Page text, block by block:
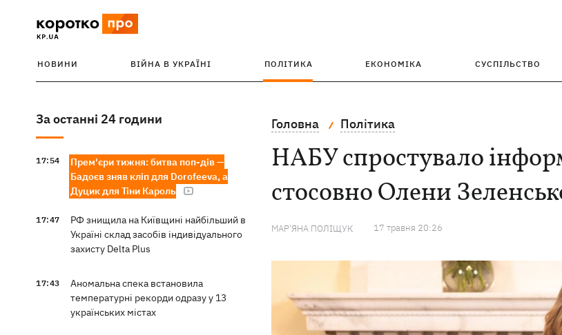
НОВИНИ ВІЙНА В УКРАЇНІ ПОЛІТИКА ЕКОНОМІКА СУСПІЛЬСТВО
За останні 24 години
17:54
Прем'єри тижня: битва поп-дів —
Бадоєв зняв кліп для Dorofeeva, а
Дуцик для Тіни Кароль
17:47
РФ знищила на Київщині найбільший в
Україні склад засобів індивідуального
захисту Delta Plus
17:43
Аномальна спека встановила
температурні рекорди одразу у 13
українських містах
Головна Політика
НАБУ спростувало
стосовно Олени
МАР'ЯНА ПОЛІЩУК 17 травня 20:26